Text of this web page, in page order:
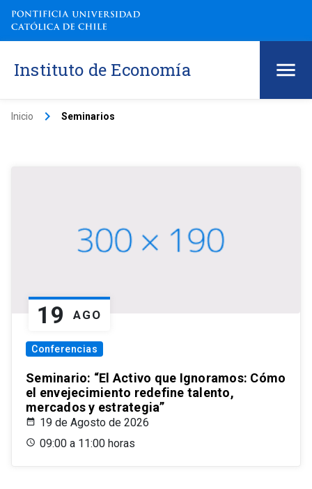
Instituto de Economía
Inicio keyboard_arrow_right Seminarios
19 AGO
Conferencias
Seminario: “El Activo que Ignoramos: Cómo
el envejecimiento redefine talento,
mercados y estrategia”
19 de Agosto de 2026
09:00 a 11:00 horas